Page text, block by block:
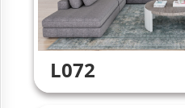
L072